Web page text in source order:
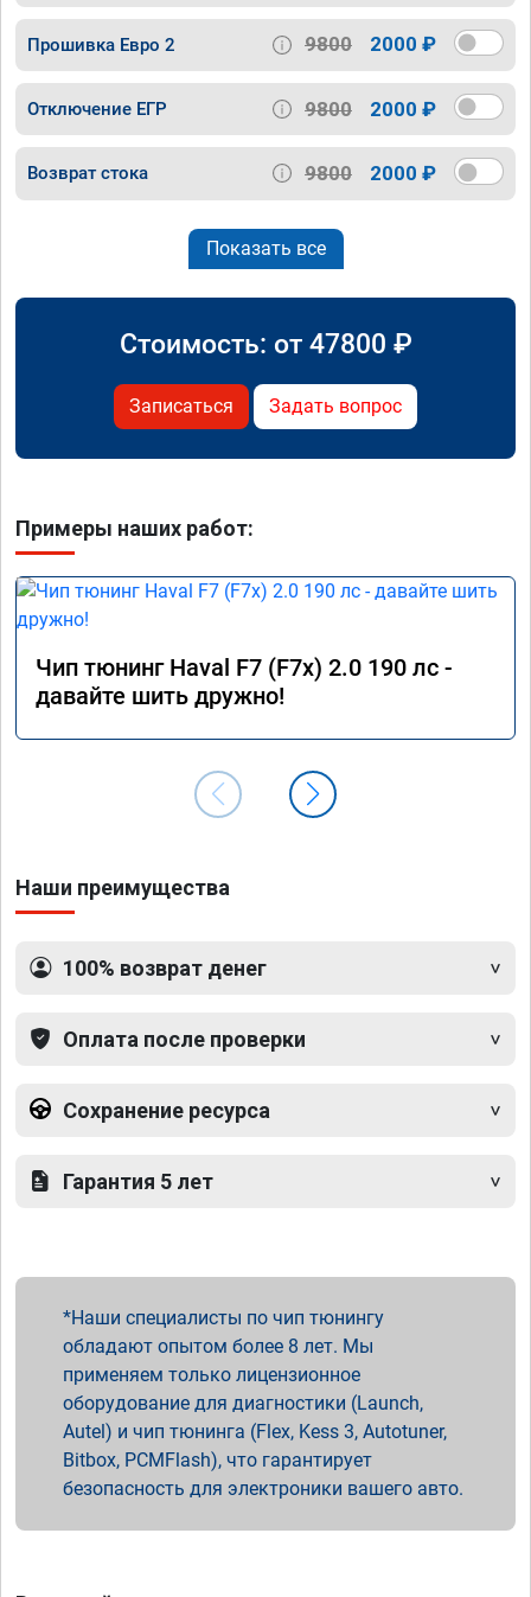
Прошивка Евро 2 9800 2000 ₽
Отключение ЕГР 9800 2000 ₽
Возврат стока 9800 2000 ₽
Показать все
Стоимость: от 47800 ₽
Записаться Задать вопрос
Примеры наших работ:
Чип тюнинг Haval F7 (F7x) 2.0 190 лс -
давайте шить дружно!
Наши преимущества
100% возврат денег
Оплата после проверки
Сохранение ресурса
Гарантия 5 лет
Наши специалисты по чип тюнингу
обладают опытом более 8 лет. Мы
применяем только лицензионное
оборудование для диагностики (Launch,
Autel) и чип тюнинга (Flex, Kess 3, Autotuner,
Bitbox, PCMFlash), что гарантирует
безопасность для электроники вашего авто.